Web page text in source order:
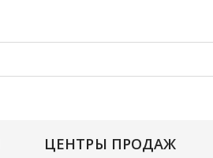
ЦЕНТРЫ ПРОДАЖ